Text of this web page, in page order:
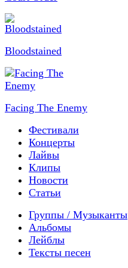
Bloodstained
Facing The Enemy
Фестивали
Концерты
Лайвы
Клипы
Новости
Статьи
Группы / Музыканты
Альбомы
Лейблы
Тексты песен